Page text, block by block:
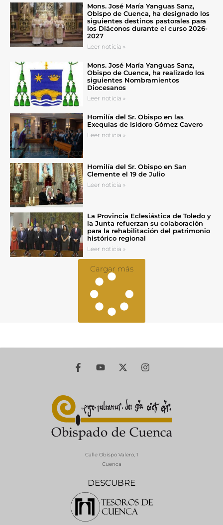
Mons. José María Yanguas Sanz,
Obispo de Cuenca, ha designado los
siguientes destinos pastorales para
los Diáconos durante el curso 2026-
2027
Leer noticia »
Mons. José María Yanguas Sanz,
Obispo de Cuenca, ha realizado los
siguientes Nombramientos
Diocesanos
Leer noticia »
Homilía del Sr. Obispo en las
Exequias de Isidoro Gómez Cavero
Leer noticia »
Homilía del Sr. Obispo en San
Clemente el 19 de Julio
Leer noticia »
La Provincia Eclesiástica de Toledo y
la Junta refuerzan su colaboración
para la rehabilitación del patrimonio
histórico regional
Leer noticia »
Cargar más
DESCUBRE
Calle Obispo Valero, 1
Cuenca